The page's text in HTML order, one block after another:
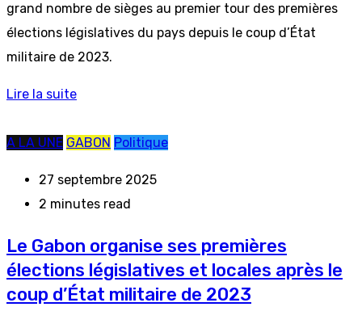
grand nombre de sièges au premier tour des premières
élections législatives du pays depuis le coup d’État
militaire de 2023.
Lire la suite
A LA UNE GABON Politique
27 septembre 2025
2 minutes read
Le Gabon organise ses premières
élections législatives et locales après le
coup d’État militaire de 2023